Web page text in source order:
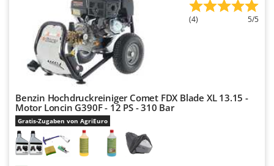
(4) 5/5
Benzin Hochdruckreiniger Comet FDX Blade XL 13.15 -
Motor Loncin G390F - 12 PS - 310 Bar
Gratis-Zugaben von AgriEuro